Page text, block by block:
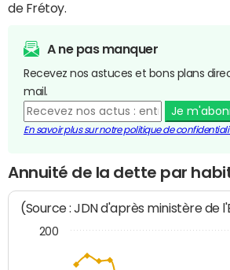
de Frétoy.
A ne pas manquer
Recevez nos astuces et bons plans
mail.
Je
En savoir plus sur notre politique de
Annuité de la dette par
(Source : JDN d'après ministère de
200